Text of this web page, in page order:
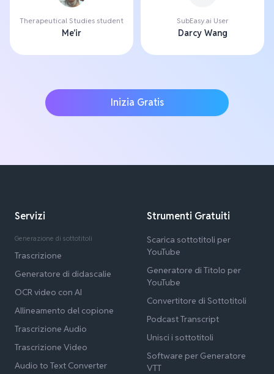
Therapeutical Studies student
Me'ir
SubEasy.ai User
Darcy Wang
Inizia Gratis
Servizi
Generazione di sottotitoli
Trascrizione
Generatore di didascalie
OCR video con AI
Allineamento del copione
Trascrizione Audio
Trascrizione Video
Audio to Text Converter
Strumenti Gratuiti
Scarica sottotitoli per
YouTube
Generatore di Titolo per
YouTube
Convertitore di Sottotitoli
Podcast Transcript
Unisci i sottotitoli
Software per Generatore
VTT